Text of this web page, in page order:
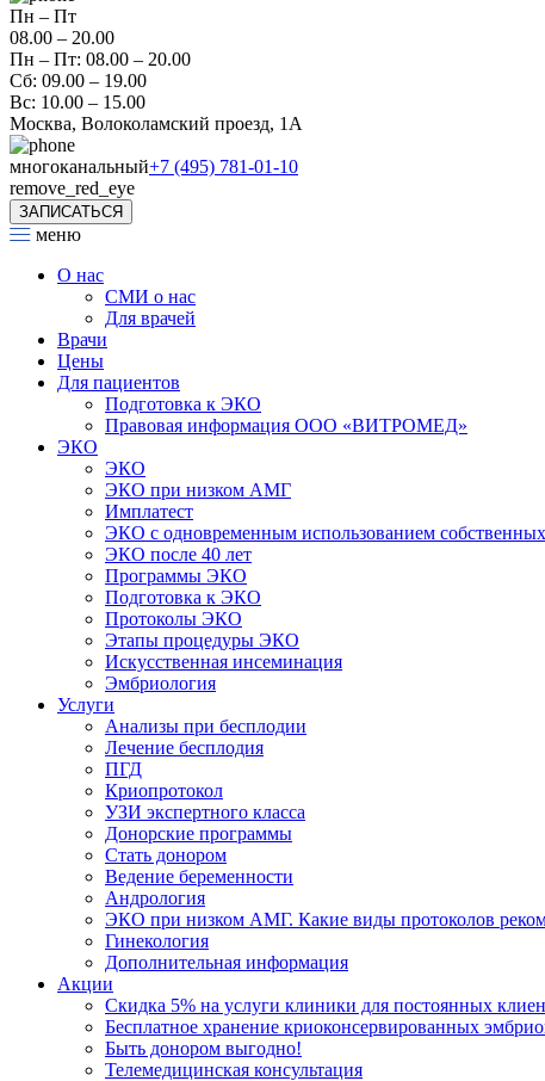
Пн – Пт
08.00 – 20.00
Пн – Пт: 08.00 – 20.00
Сб: 09.00 – 19.00
Вс: 10.00 – 15.00
Москва, Волоколамский проезд, 1А
многоканальный+7 (495) 781-01-10
remove_red_eye
ЗАПИСАТЬСЯ
меню
О нас
СМИ о нас
Для врачей
Врачи
Цены
Для пациентов
Подготовка к ЭКО
Правовая информация ООО «ВИТРОМЕД»
ЭКО
ЭКО
ЭКО при низком АМГ
Имплатест
ЭКО с одновременным использованием
ЭКО после 40 лет
Программы ЭКО
Подготовка к ЭКО
Протоколы ЭКО
Этапы процедуры ЭКО
Искусственная инсеминация
Эмбриология
Услуги
Анализы при бесплодии
Лечение бесплодия
ПГД
Криопротокол
УЗИ экспертного класса
Донорские программы
Стать донором
Ведение беременности
Андрология
ЭКО при низком АМГ. Какие виды протоколов
Гинекология
Дополнительная информация
Акции
Скидка 5% на услуги клиники для постоянных
Бесплатное хранение криоконсервированных
Быть донором выгодно!
Телемедицинская консультация